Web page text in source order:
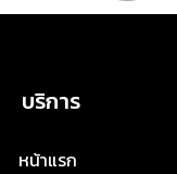
บริการ
หน้าแรก